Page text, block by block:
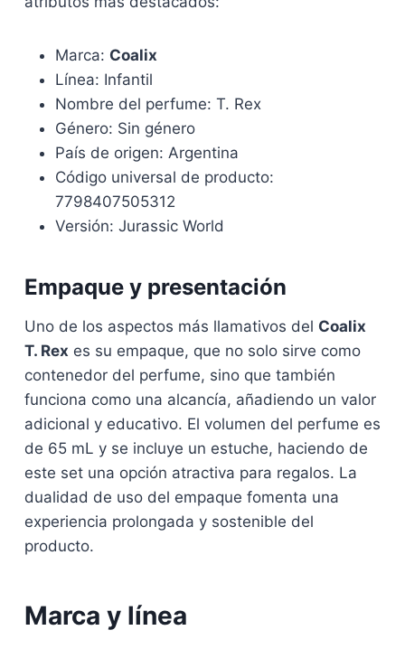
Marca: Coalix
Línea: Infantil
Nombre del perfume: T. Rex
Género: Sin género
País de origen: Argentina
Código universal de producto:
7798407505312
Versión: Jurassic World
Empaque y presentación
Uno de los aspectos más llamativos del Coalix
T. Rex es su empaque, que no solo sirve como
contenedor del perfume, sino que también
funciona como una alcancía, añadiendo un valor
adicional y educativo. El volumen del perfume es
de 65 mL y se incluye un estuche, haciendo de
este set una opción atractiva para regalos. La
dualidad de uso del empaque fomenta una
experiencia prolongada y sostenible del
producto.
Marca y línea